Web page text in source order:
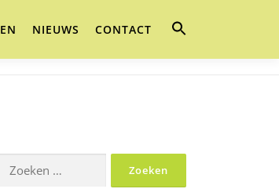
NIEUWS CONTACT
Zoeken